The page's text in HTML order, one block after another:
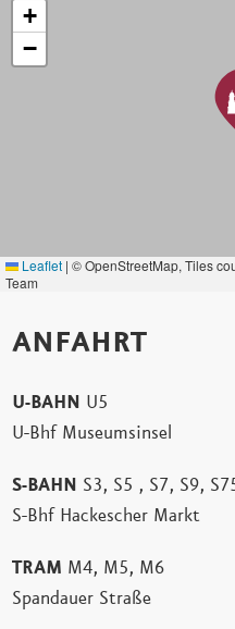
+
−
Leaflet | © OpenStreetMap, Tiles
Team
ANFAHRT
U-BAHN U5
U-Bhf Museumsinsel
S-BAHN S3, S5 , S7, S9,
S-Bhf Hackescher Markt
TRAM M4, M5, M6
Spandauer Straße